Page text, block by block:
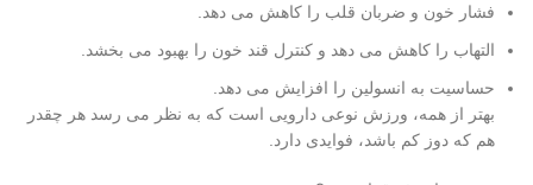
فشار خون و ضربان قلب را کاهش می دهد.
التهاب را کاهش می دهد و کنترل قند خون را بهبود می بخشد.
حساسیت به انسولین را افزایش می دهد.
بهتر از همه، ورزش نوعی دارویی است که به نظر می رسد هر چقدر
هم که دوز کم باشد، فوایدی دارد.